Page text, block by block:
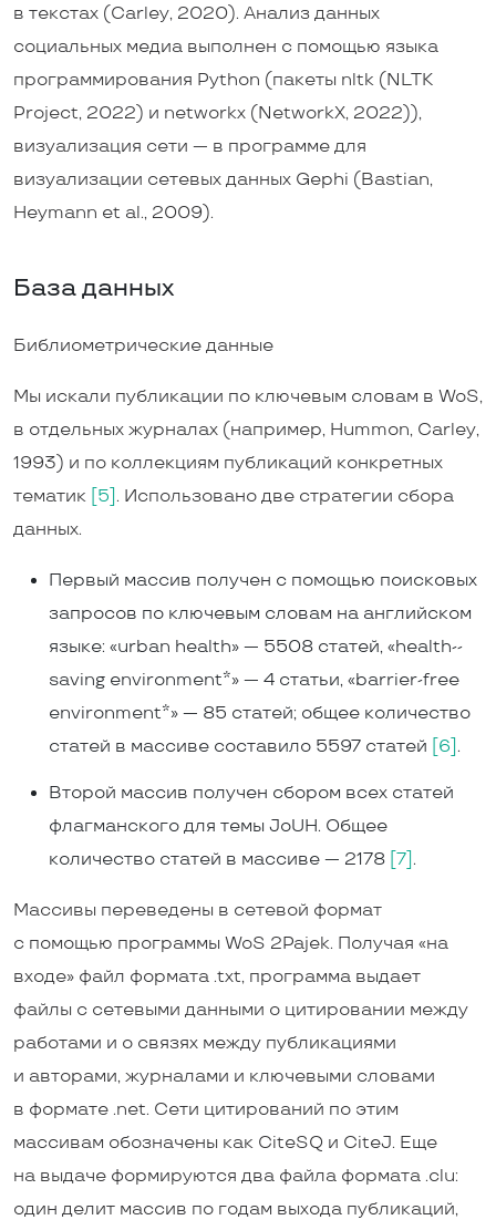
в текстах (Carley, 2020). Анализ данных
социальных медиа выполнен с помощью языка
программирования Python (пакеты nltk (NLTK
Project, 2022) и networkx (NetworkX, 2022)),
визуализация сети — в программе для
визуализации сетевых данных Gephi (Bastian,
Heymann et al., 2009).
База данных
Библиометрические данные
Мы искали публикации по ключевым словам в WoS,
в отдельных журналах (например, Hummon, Carley,
1993) и по коллекциям публикаций конкретных
тематик [5] . Использовано две стратегии сбора
данных.
Первый массив получен с помощью поисковых
запросов по ключевым словам на английском
языке: «urban health» — 5508 статей, «health-­
saving environment*» — 4 статьи, «barrier-free
environment*» — 85 статей; общее количество
статей в массиве составило 5597 статей
[6] .
Второй массив получен сбором всех статей
флагманского для темы JoUH. Общее
количество статей в массиве — 2178 [7] .
Массивы переведены в сетевой формат
с помощью программы WoS 2Pajek. Получая «на
входе» файл формата .txt, программа выдает
файлы с сетевыми данными о цитировании между
работами и о связях между публикациями
и авторами, журналами и ключевыми словами
в формате .net. Сети цитирований по этим
массивам обозначены как CiteSQ и CiteJ. Еще
на выдаче формируются два файла формата .clu:
один делит массив по годам выхода публикаций,